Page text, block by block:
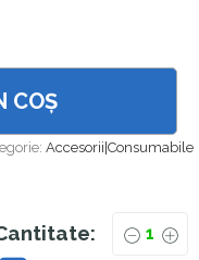
Accesorii|Consumabile
COȘ